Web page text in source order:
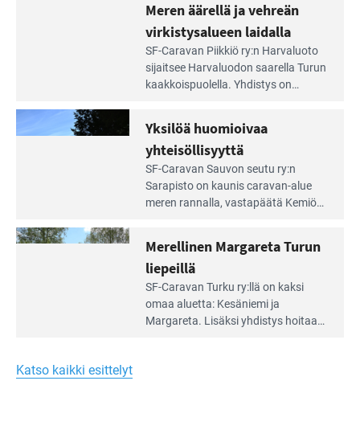
äärellä
ja
Meren äärellä ja vehreän
virkistysalueen laidalla
SF-Caravan Piikkiö ry:n Harvaluoto
sijait­see Harvaluodon saarella Turun
kaakkois­puolella. Yhdistys on
virkistysalueesta.
huomioivaa
yhteisöllisyyttä
Yksilöä huomioivaa
yhteisöllisyyttä
SF-Caravan Sauvon seutu ry:n
Sarapisto on kaunis caravan-alue
meren rannalla, vasta­päätä Kemiön
kymmenen paikkaa ilman sähköä.
Turun
liepeillä
Merellinen Margareta Turun
liepeillä
SF-Caravan Turku ry:llä on kaksi
omaa aluet­ta: Kesäniemi ja
Margareta. Lisäksi yhdis­tys hoitaa
Katso kaikki esittelyt